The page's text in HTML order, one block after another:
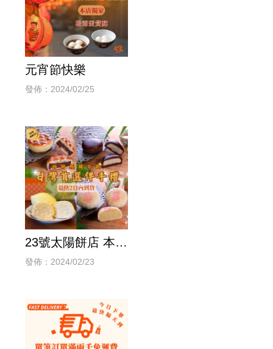
元宵節快樂
發佈：2024/02/25
23號太陽餅店 本店
豆沙類產品 純手工
發佈：2024/02/23